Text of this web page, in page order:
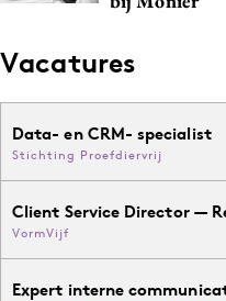
Vacatures
Data- en CRM- specialist
Stichting Proefdiervrij
Client Service Director —
VormVijf
Expert interne